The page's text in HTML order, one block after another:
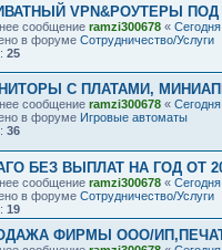
VPN&РОУТЕРЫ ПОД
сообщение ramzi300678 «
в форуме Сотрудничество/Услуги
25
С ПЛАТАМИ,
сообщение ramzi300678 «
в форуме Игровые автоматы
36
БЕЗ ВЫПЛАТ НА ГОД ОТ
сообщение ramzi300678 «
в форуме Сотрудничество/Услуги
19
ФИРМЫ ООО/